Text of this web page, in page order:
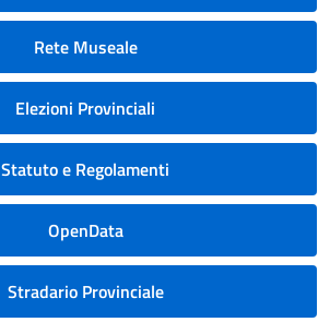
Rete Museale
Elezioni Provinciali
Statuto e Regolamenti
OpenData
Stradario Provinciale